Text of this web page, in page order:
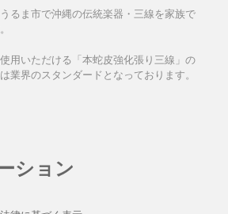
るま市で沖縄の伝統楽器・三線を家族で
用いただける「本蛇皮強化張り三線」の
業界のスタンダードとなっております。
ション